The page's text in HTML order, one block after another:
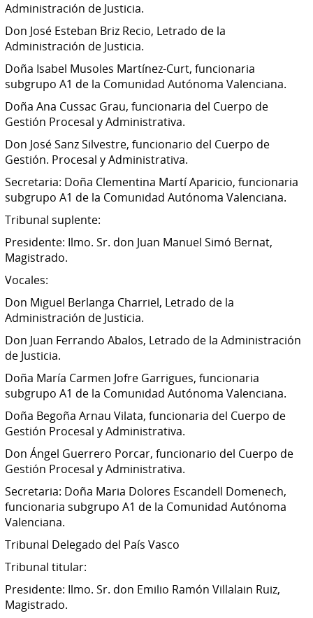
Administración de Justicia.
Don José Esteban Briz Recio, Letrado de la
Administración de Justicia.
Doña Isabel Musoles Martínez-Curt, funcionaria
subgrupo A1 de la Comunidad Autónoma Valenciana.
Doña Ana Cussac Grau, funcionaria del Cuerpo de
Gestión Procesal y Administrativa.
Don José Sanz Silvestre, funcionario del Cuerpo de
Gestión. Procesal y Administrativa.
Secretaria: Doña Clementina Martí Aparicio, funcionaria
subgrupo A1 de la Comunidad Autónoma Valenciana.
Tribunal suplente:
Presidente: Ilmo. Sr. don Juan Manuel Simó Bernat,
Magistrado.
Vocales:
Don Miguel Berlanga Charriel, Letrado de la
Administración de Justicia.
Don Juan Ferrando Abalos, Letrado de la Administración
de Justicia.
Doña María Carmen Jofre Garrigues, funcionaria
subgrupo A1 de la Comunidad Autónoma Valenciana.
Doña Begoña Arnau Vilata, funcionaria del Cuerpo de
Gestión Procesal y Administrativa.
Don Ángel Guerrero Porcar, funcionario del Cuerpo de
Gestión Procesal y Administrativa.
Secretaria: Doña Maria Dolores Escandell Domenech,
funcionaria subgrupo A1 de la Comunidad Autónoma
Valenciana.
Tribunal Delegado del País Vasco
Tribunal titular:
Presidente: Ilmo. Sr. don Emilio Ramón Villalain Ruiz,
Magistrado.